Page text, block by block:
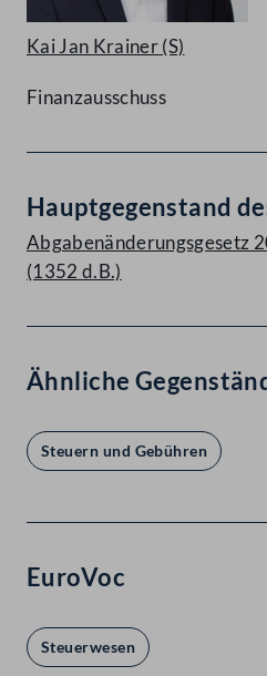
Kai Jan Krainer(S)
Finanzausschuss
Hauptgegenstand
Abgabenänderungsgesetz
(1352 d.B.)
Ähnliche
Steuern und Gebühren
EuroVoc
Steuerwesen